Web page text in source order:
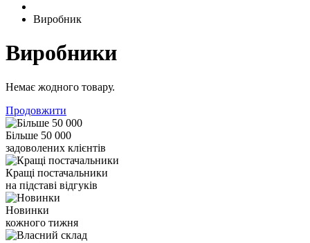
Виробник
Виробники
Немає жодного товару.
Продовжити
Більше 50 000
задоволених клієнтів
Кращі постачальники
на підставі відгуків
Новинки
кожного тижня